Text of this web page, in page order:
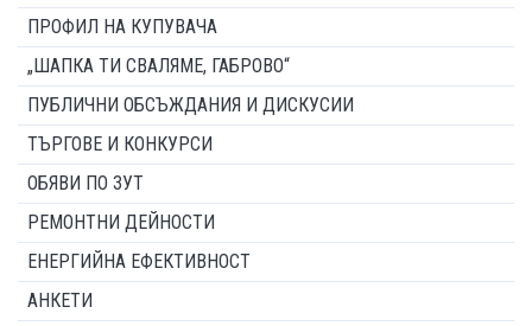
ПРОФИЛ НА КУПУВАЧА
„ШАПКА ТИ СВАЛЯМЕ, ГАБРОВО“
ПУБЛИЧНИ ОБСЪЖДАНИЯ И ДИСКУСИИ
ТЪРГОВЕ И КОНКУРСИ
ОБЯВИ ПО ЗУТ
РЕМОНТНИ ДЕЙНОСТИ
ЕНЕРГИЙНА ЕФЕКТИВНОСТ
АНКЕТИ